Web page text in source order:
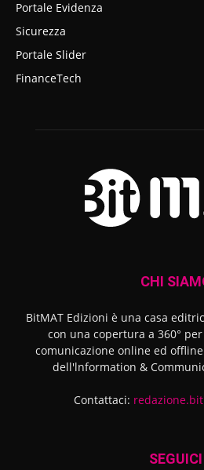
Portale Evidenza
Sicurezza
Portale Slider
FinanceTech
CHI
BitMAT Edizioni è una casa
con una copertura a 360°
comunicazione online ed
dell'lnformation &
Contattaci:
SEGUICI